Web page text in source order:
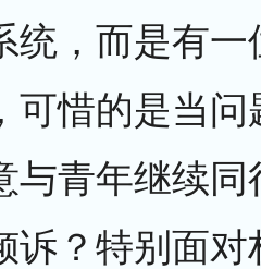
统，而是有
可惜的是当
与青年继续
诉？特别面